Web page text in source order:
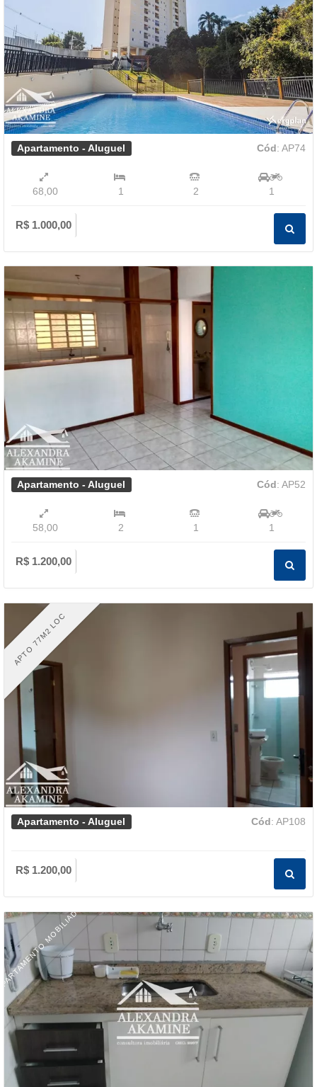
Apartamento - Aluguel Cód: AP74
68,00 1 2 1
R$ 1.000,00
Apartamento - Aluguel Cód: AP52
58,00 2 1 1
R$ 1.200,00
APTO 77M2 LOC
Apartamento - Aluguel Cód: AP108
R$ 1.200,00
MOBILIADO